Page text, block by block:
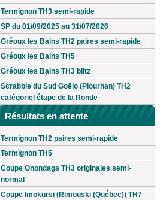
Termignon TH3 semi-rapide
SP du 01/09/2025 au 31/07/2026
Gréoux les Bains TH2 paires semi-rapide
Gréoux les Bains TH5
Gréoux les Bains TH3 blitz
Scrabble du Sud Goëlo (Plourhan) TH2
catégoriel étape de la Ronde
Résultats en attente
Termignon TH2 paires semi-rapide
Termignon TH5
Coupe Onondaga TH3 originales semi-
normal
Coupe Imokursi (Rimouski (Québec)) TH7